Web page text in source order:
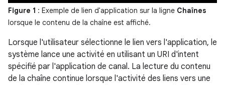
Figure 1 : Exemple de lien d'application sur la ligne Chaînes
lorsque le contenu de la chaîne est affiché.
Lorsque l'utilisateur sélectionne le lien vers l'application, le
système lance une activité en utilisant un URI d'intent
spécifié par l'application de canal. La lecture du contenu
de la chaîne continue lorsque l'activité des liens vers une